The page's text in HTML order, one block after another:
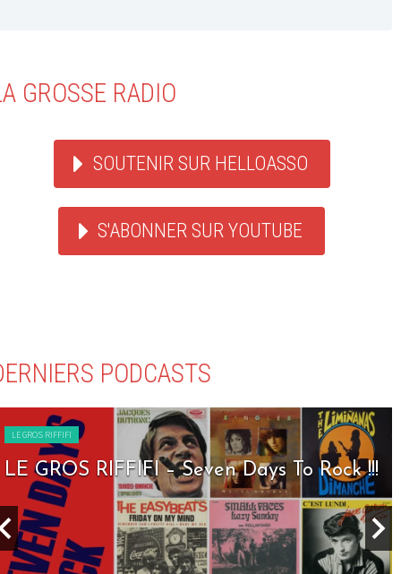
GROSSE RADIO
SOUTENIR SUR HELLOASSO
S'ABONNER SUR YOUTUBE
PODCASTS
LE GROS RIFFIFI
LE GROS RIFFIFI – Seven Days To Rock !!!